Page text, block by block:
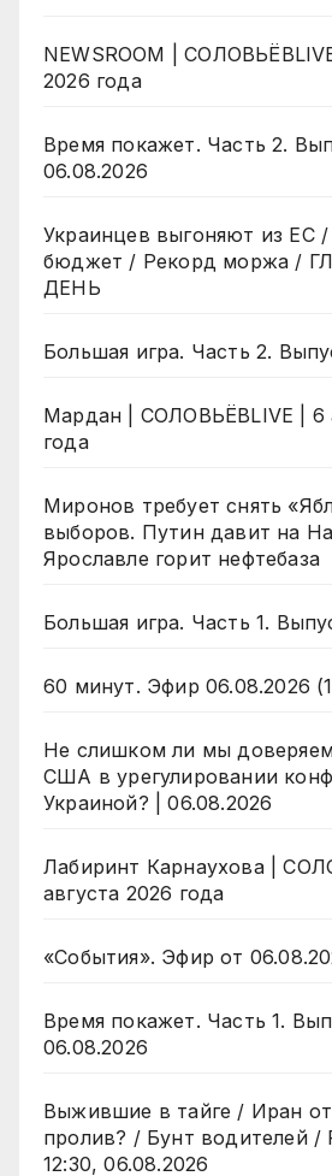
NEWSROOM |
2026 года
Время покажет. Часть 2.
06.08.2026
Украинцев выгоняют из ЕС
бюджет / Рекорд моржа /
ДЕНЬ
Большая игра. Часть 2.
Мардан | СОЛОВЬЁВLIVE | 6
года
Миронов требует снять
выборов. Путин давит на
Ярославле горит нефтебаза
Большая игра. Часть 1.
60 минут. Эфир 06.08.2026
Не слишком ли мы
США в урегулировании
Украиной? | 06.08.2026
Лабиринт Карнаухова |
августа 2026 года
«События». Эфир от
Время покажет. Часть 1.
06.08.2026
Выжившие в тайге / Иран
пролив? / Бунт водителей
12:30, 06.08.2026